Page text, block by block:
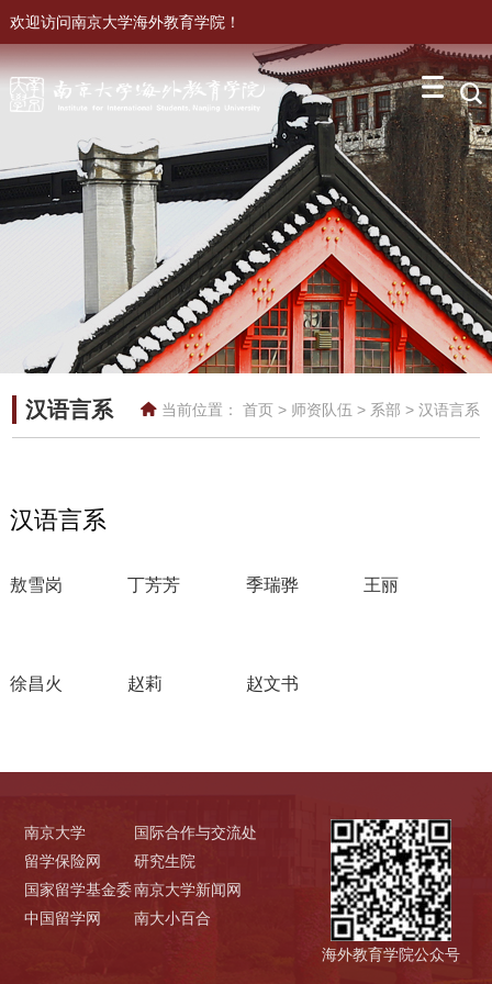
欢迎访问南京大学海外教育学院！
汉语言系 当前位置： 首页> 师资队伍 > 系部 > 汉语言系
汉语言系
敖雪岗 丁芳芳 季瑞骅 王丽
徐昌火 赵莉 赵文书
南京大学
留学保险网
国家留学基金委
中国留学网
国际合作与交流处
研究生院
南京大学新闻网
南大小百合
海外教育学院公众号